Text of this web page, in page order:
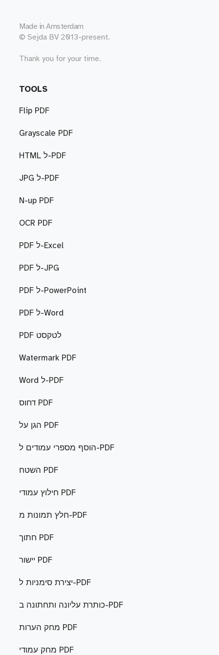
Made in Amsterdam
© Sejda BV 2013-present.
Thank you for your time.
TOOLS
Flip PDF
Grayscale PDF
HTML ל-PDF
JPG ל-PDF
N-up PDF
OCR PDF
PDF ל-Excel
PDF ל-JPG
PDF ל-PowerPoint
PDF ל-Word
PDF לטקסט
Watermark PDF
Word ל-PDF
דחוס PDF
הגן על PDF
הוסף מספרי עמודים ל-PDF
השטח PDF
חילוץ עמודי PDF
חלץ תמונות מ-PDF
חתוך PDF
יישור PDF
יצירת סימניות ל-PDF
כותרת עליונה ותחתונה ב-PDF
מחק הערות PDF
מחק עמודי PDF